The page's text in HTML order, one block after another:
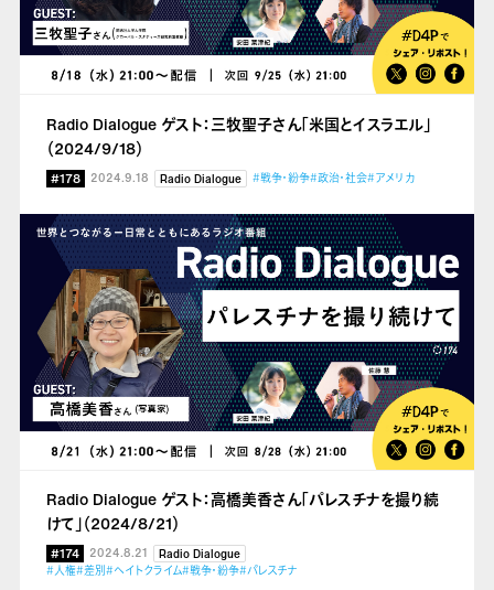
Radio Dialogue ゲスト：三牧聖子さん「米国とイスラエル」
（2024/9/18）
#178 2024.9.18 Radio Dialogue #戦争・紛争#政治・社会#アメリカ
Radio Dialogue ゲスト：高橋美香さん「パレスチナを撮り続
けて」（2024/8/21）
#174 2024.8.21
Radio Dialogue
#人権#差別#ヘイトクライム#戦争・紛争#パレスチナ